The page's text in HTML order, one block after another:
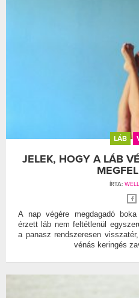
LÁB
JELEK, HOGY A LÁB
ÍRTA:
A nap végére megdagadó
érzett láb nem feltétlenül
a panasz rendszeresen
vénás keringés